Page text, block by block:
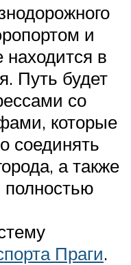
и
находится в
Путь будет
со
которые
соединять
а также
Праги.